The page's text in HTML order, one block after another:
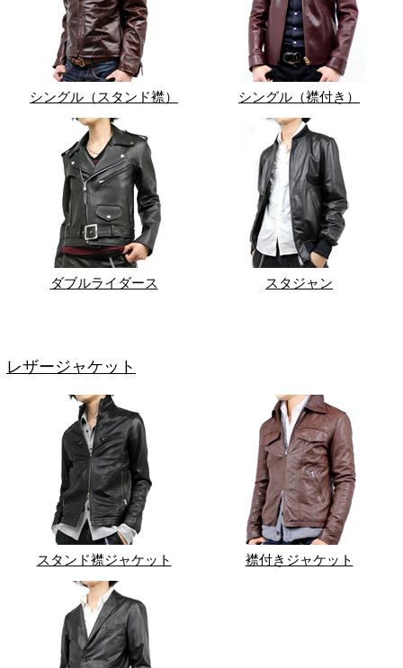
シングル（スタンド襟） シングル（襟付き）
ダブルライダース スタジャン
レザージャケット
スタンド襟ジャケット 襟付きジャケット